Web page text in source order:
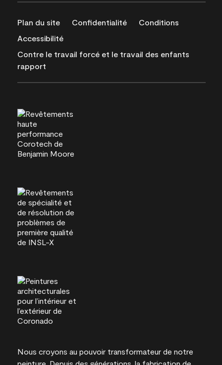
Plan du site Confidentialité
Conditions
Accessibilité
Contre le travail forcé et le travail des enfants
rapport
Nous croyons au pouvoir transformateur de notre
peinture. Depuis des générations, la fabrication de